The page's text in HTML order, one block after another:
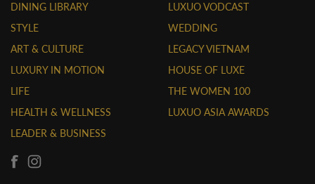
DINING LIBRARY
STYLE
ART & CULTURE
LUXURY IN MOTION
LIFE
HEALTH & WELLNESS
LEADER & BUSINESS
LUXUO VODCAST
WEDDING
LEGACY VIETNAM
HOUSE OF LUXE
THE WOMEN 100
LUXUO ASIA AWARDS